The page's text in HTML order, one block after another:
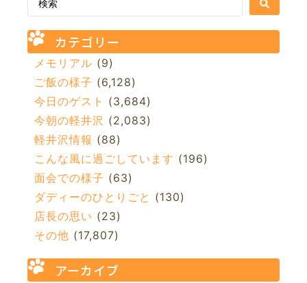
カテゴリー
メモリアル (9)
ご飯の様子 (6,128)
今日のゲスト (3,684)
今朝の軽井沢 (2,083)
軽井沢情報 (88)
こんな風に過ごしています (196)
面会での様子 (63)
ダディーのひとりごと (130)
店長の思い (23)
その他 (17,807)
アーカイブ